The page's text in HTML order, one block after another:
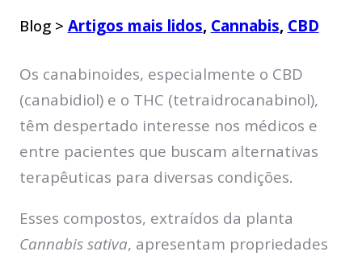
Blog > Artigos mais lidos, Cannabis, CBD
Os canabinoides, especialmente o CBD
(canabidiol) e o THC (tetraidrocanabinol),
têm despertado interesse nos médicos e
entre pacientes que buscam alternativas
terapêuticas para diversas condições.
Esses compostos, extraídos da planta
Cannabis sativa, apresentam propriedades